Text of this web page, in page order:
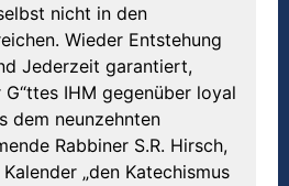
nicht in den
Wieder Entstehung
Jederzeit garantiert,
IHM gegenüber loyal
dem neunzehnten
Rabbiner S.R. Hirsch,
„den Katechismus